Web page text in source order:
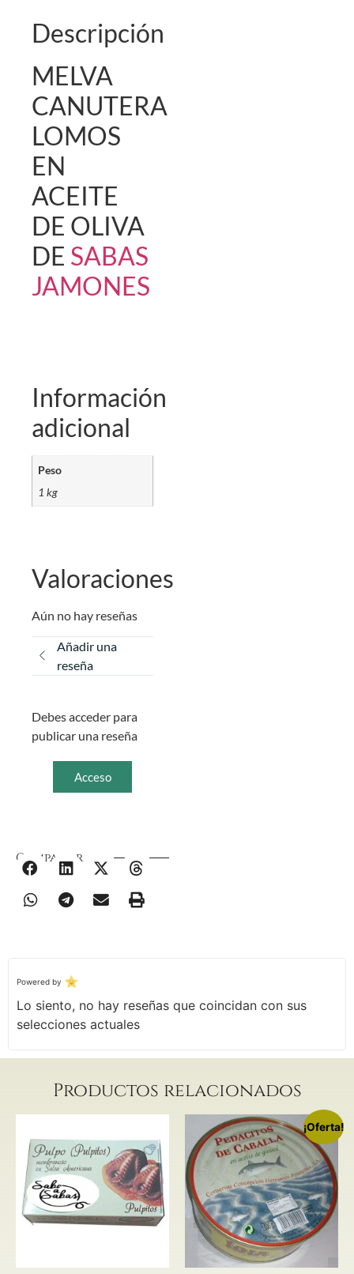
Descripción
MELVA
CANUTERA
LOMOS
EN
ACEITE
DE OLIVA
DE SABAS
JAMONES
Información
adicional
Peso
1 kg
Valoraciones
Aún no hay reseñas
Añadir una
reseña
Debes acceder para
publicar una reseña
Acceso
Compartir
Powered by
Lo siento, no hay reseñas que coincidan con sus
selecciones actuales
Productos relacionados
¡Oferta!